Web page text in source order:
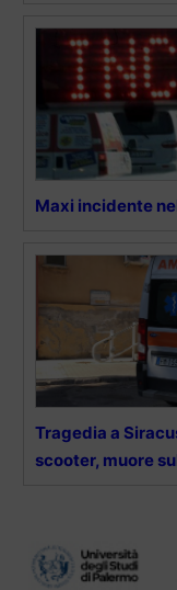
Maxi incidente
Tragedia a
scooter, muore